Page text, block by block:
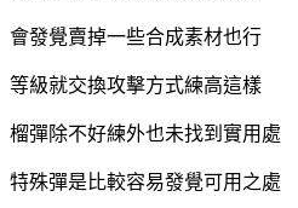
會發覺賣掉一些合成素材也行
等級就交換攻擊方式練高這樣
榴彈除不好練外也未找到實用處
特殊彈是比較容易發覺可用之處